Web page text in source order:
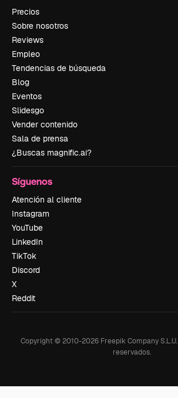
Precios
Sobre nosotros
Reviews
Empleo
Tendencias de búsqueda
Blog
Eventos
Slidesgo
Vender contenido
Sala de prensa
¿Buscas magnific.ai?
Síguenos
Atención al cliente
Instagram
YouTube
LinkedIn
TikTok
Discord
X
Reddit
Copyright © 2010-2026 Freepik Company S.L.U.
reservados.